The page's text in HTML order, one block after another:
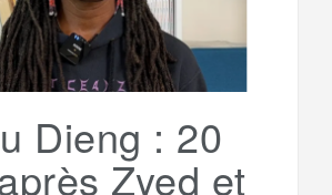
Dieng : 20
Zyed et